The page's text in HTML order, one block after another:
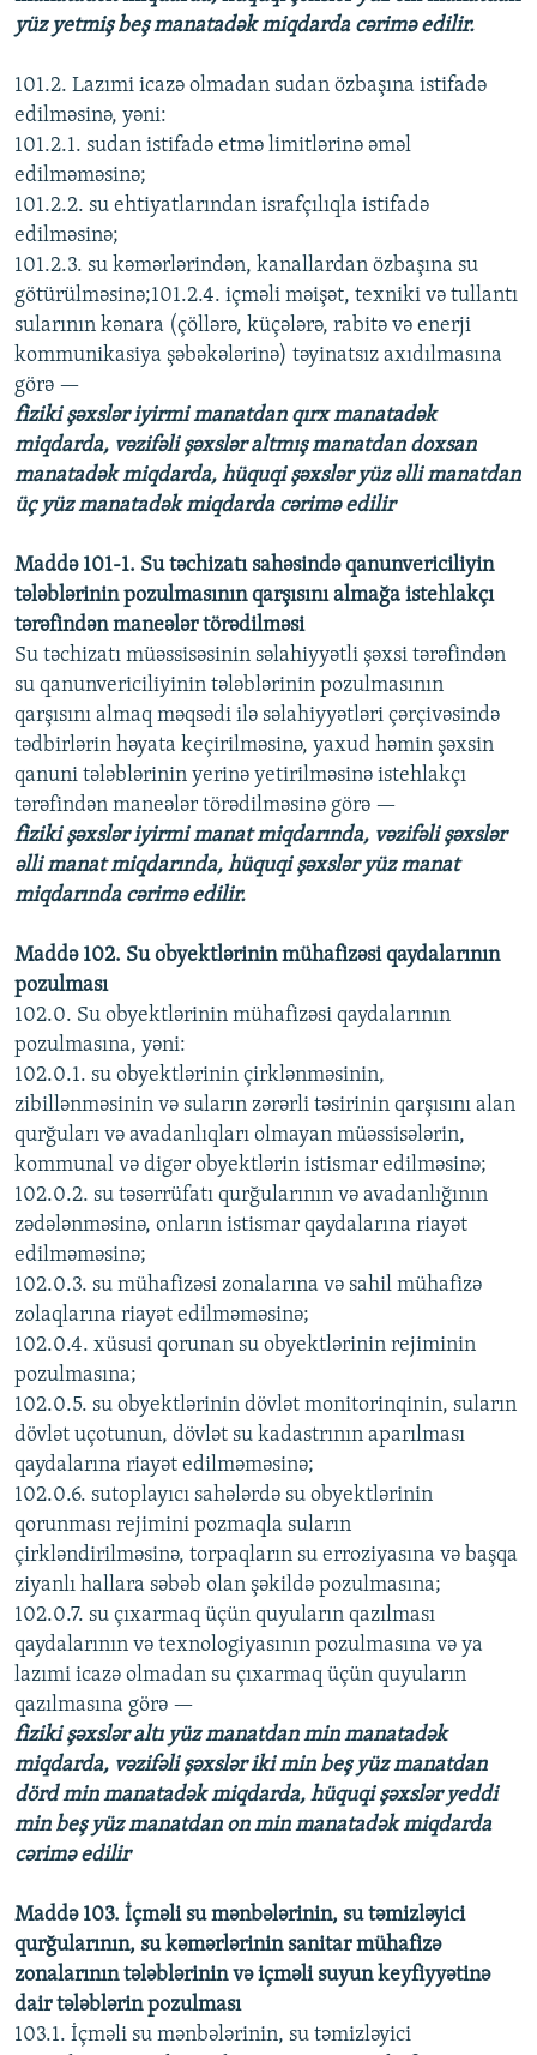
yüz yetmiş beş manatadək miqdarda cərimə edilir.
101.2. Lazımi icazə olmadan sudan özbaşına istifadə
edilməsinə, yəni:
101.2.1. sudan istifadə etmə limitlərinə əməl
edilməməsinə;
101.2.2. su ehtiyatlarından israfçılıqla istifadə
edilməsinə;
101.2.3. su kəmərlərindən, kanallardan özbaşına su
götürülməsinə;101.2.4. içməli məişət, texniki və tullantı
sularının kənara (çöllərə, küçələrə, rabitə və enerji
kommunikasiya şəbəkələrinə) təyinatsız axıdılmasına
görə —
fiziki şəxslər iyirmi manatdan qırx manatadək
miqdarda, vəzifəli şəxslər altmış manatdan doxsan
manatadək miqdarda, hüquqi şəxslər yüz əlli manatdan
üç yüz manatadək miqdarda cərimə edilir
Maddə 101-1. Su təchizatı sahəsində qanunvericiliyin
tələblərinin pozulmasının qarşısını almağa istehlakçı
tərəfindən maneələr törədilməsi
Su təchizatı müəssisəsinin səlahiyyətli şəxsi tərəfindən
su qanunvericiliyinin tələblərinin pozulmasının
qarşısını almaq məqsədi ilə səlahiyyətləri çərçivəsində
tədbirlərin həyata keçirilməsinə, yaxud həmin şəxsin
qanuni tələblərinin yerinə yetirilməsinə istehlakçı
tərəfindən maneələr törədilməsinə görə —
fiziki şəxslər iyirmi manat miqdarında, vəzifəli şəxslər
əlli manat miqdarında, hüquqi şəxslər yüz manat
miqdarında cərimə edilir.
Maddə 102. Su obyektlərinin mühafizəsi qaydalarının
pozulması
102.0. Su obyektlərinin mühafizəsi qaydalarının
pozulmasına, yəni:
102.0.1. su obyektlərinin çirklənməsinin,
zibillənməsinin və suların zərərli təsirinin qarşısını alan
qurğuları və avadanlıqları olmayan müəssisələrin,
kommunal və digər obyektlərin istismar edilməsinə;
102.0.2. su təsərrüfatı qurğularının və avadanlığının
zədələnməsinə, onların istismar qaydalarına riayət
edilməməsinə;
102.0.3. su mühafizəsi zonalarına və sahil mühafizə
zolaqlarına riayət edilməməsinə;
102.0.4. xüsusi qorunan su obyektlərinin rejiminin
pozulmasına;
102.0.5. su obyektlərinin dövlət monitorinqinin, suların
dövlət uçotunun, dövlət su kadastrının aparılması
qaydalarına riayət edilməməsinə;
102.0.6. sutoplayıcı sahələrdə su obyektlərinin
qorunması rejimini pozmaqla suların
çirkləndirilməsinə, torpaqların su erroziyasına və başqa
ziyanlı hallara səbəb olan şəkildə pozulmasına;
102.0.7. su çıxarmaq üçün quyuların qazılması
qaydalarının və texnologiyasının pozulmasına və ya
lazımi icazə olmadan su çıxarmaq üçün quyuların
qazılmasına görə —
fiziki şəxslər altı yüz manatdan min manatadək
miqdarda, vəzifəli şəxslər iki min beş yüz manatdan
dörd min manatadək miqdarda, hüquqi şəxslər yeddi
min beş yüz manatdan on min manatadək miqdarda
cərimə edilir
Maddə 103. İçməli su mənbələrinin, su təmizləyici
qurğularının, su kəmərlərinin sanitar mühafizə
zonalarının tələblərinin və içməli suyun keyfiyyətinə
dair tələblərin pozulması
103.1. İçməli su mənbələrinin, su təmizləyici